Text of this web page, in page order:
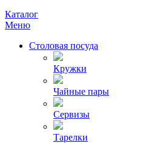
Каталог
Меню
Столовая посуда
Кружки
Чайные пары
Сервизы
Тарелки